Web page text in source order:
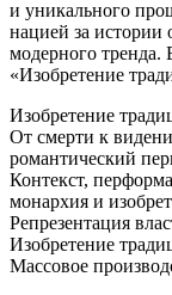
и уникального
нацией за истории
модерного тренда.
«Изобретение
Изобретение
От смерти к
романтический
Контекст,
монархия и
Репрезентация
Изобретение
Массовое